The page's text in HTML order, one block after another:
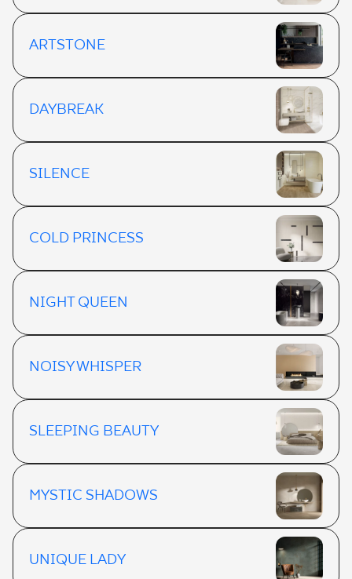
ARTSTONE
DAYBREAK
SILENCE
COLD PRINCESS
NIGHT QUEEN
NOISY WHISPER
SLEEPING BEAUTY
MYSTIC SHADOWS
UNIQUE LADY